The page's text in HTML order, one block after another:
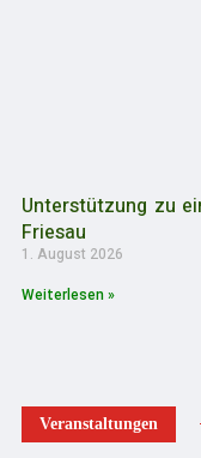
Unterstützung zu
Friesau
1. August 2026
Weiterlesen »
Veranstaltungen